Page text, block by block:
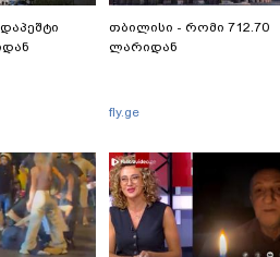
თბილისი - რომი 712.70
ლარიდან
fly.ge